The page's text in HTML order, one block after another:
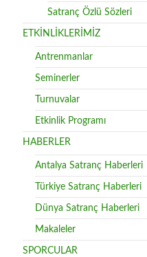
Satranç Özlü Sözleri
ETKİNLİKLERİMİZ
Antrenmanlar
Seminerler
Turnuvalar
Etkinlik Programı
HABERLER
Antalya Satranç Haberleri
Türkiye Satranç Haberleri
Dünya Satranç Haberleri
Makaleler
SPORCULAR